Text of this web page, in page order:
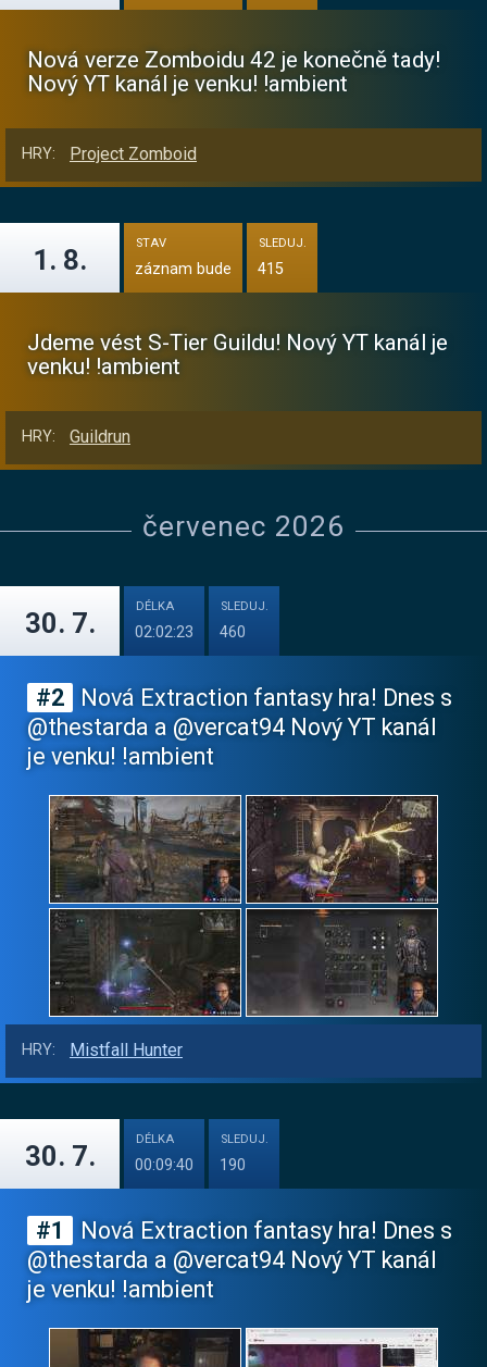
Nová verze Zomboidu 42 je konečně tady!
Nový YT kanál je venku! !ambient
HRY: Project Zomboid
1. 8.
STAV
záznam bude
SLEDUJ.
415
Jdeme vést S-Tier Guildu! Nový YT kanál je
venku! !ambient
HRY: Guildrun
červenec 2026
30. 7.
DÉLKA
02:02:23
SLEDUJ.
460
#2
Nová Extraction fantasy hra! Dnes s
@thestarda a @vercat94 Nový YT kanál
je venku! !ambient
HRY: Mistfall Hunter
30. 7.
DÉLKA
00:09:40
SLEDUJ.
190
#1
Nová Extraction fantasy hra! Dnes s
@thestarda a @vercat94 Nový YT kanál
je venku! !ambient